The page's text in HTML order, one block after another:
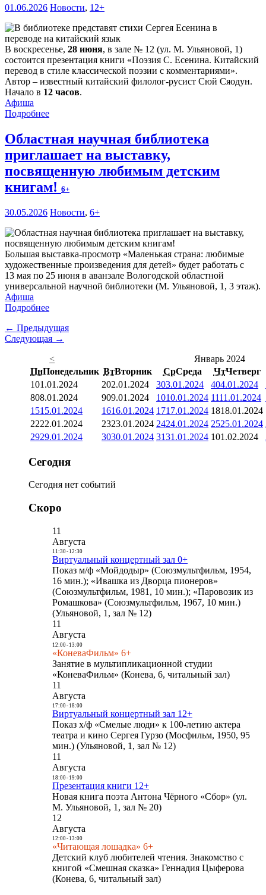
01.06.2026 Новости, 12+
В воскресенье, 28 июня, в зале № 12 (ул. М. Ульяновой, 1)
состоится презентация книги «Поэзия С. Есенина. Китайский
перевод в стиле классической поэзии с комментариями».
Автор – известный китайский филолог-русист Сюй Сяодун.
Начало в 12 часов.
Афиша
Подробнее
Областная научная библиотека
приглашает на выставку,
посвященную любимым детским
книгам! 6+
30.05.2026 Новости, 6+
Большая выставка-просмотр «Маленькая страна: любимые
художественные произведения для детей» будет работать с
13 мая по 25 июня в аванзале Вологодской областной
универсальной научной библиотеки (М. Ульяновой, 1, 3 этаж).
Афиша
Подробнее
← Предыдущая
Следующая →
<
Январь 2024
ПнПонедельник ВтВторник СрСреда ЧтЧетверг
101.01.2024 202.01.2024 303.01.2024 404.01.2024
808.01.2024 909.01.2024 1010.01.2024 1111.01.2024
1515.01.2024 1616.01.2024 1717.01.2024 1818.01.2024
2222.01.2024 2323.01.2024 2424.01.2024 2525.01.2024
2929.01.2024 3030.01.2024 3131.01.2024 101.02.2024
Сегодня
Сегодня нет событий
Скоро
11
Августа
11:30- 12:30
Виртуальный концертный зал 0+
Показ м/ф «Мойдодыр» (Союзмультфильм, 1954,
16 мин.); «Ивашка из Дворца пионеров»
(Союзмультфильм, 1981, 10 мин.); «Паровозик из
Ромашкова» (Союзмультфильм, 1967, 10 мин.)
(Ульяновой, 1, зал № 12)
11
Августа
12:00- 13:00
«КоневаФильм» 6+
Занятие в мультипликационной студии
«КоневаФильм» (Конева, 6, читальный зал)
11
Августа
17:00- 18:00
Виртуальный концертный зал 12+
Показ х/ф «Смелые люди» к 100-летию актера
театра и кино Сергея Гурзо (Мосфильм, 1950, 95
мин.) (Ульяновой, 1, зал № 12)
11
Августа
18:00- 19:00
Презентация книги 12+
Новая книга поэта Антона Чёрного «Сбор» (ул.
М. Ульяновой, 1, зал № 20)
12
Августа
12:00- 13:00
«Читающая лошадка» 6+
Детский клуб любителей чтения. Знакомство с
книгой «Смешная сказка» Геннадия Цыферова
(Конева, 6, читальный зал)